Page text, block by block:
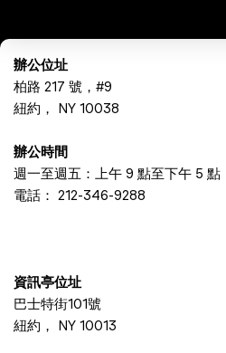
辦公位址
柏路 217 號，#9
紐約， NY 10038
辦公時間
週一至週五：上午 9 點至下午 5 點
電話： 212-346-9288
資訊亭位址
巴士特街101號
紐約， NY 10013